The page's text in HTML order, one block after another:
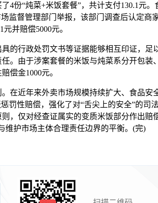
“炖菜+米饭套餐”，共计支付130.1元
监督管理部门举报，该部门调查后认定
并赔偿5000元。
行政处罚文书等证据能够相互印证，足
。由于涉案套餐的米饭与炖菜系分开包
偿金1000元。
近年来外卖市场规模持续扩大、食品安
罚性赔偿，强化了对“舌尖上的安全”的
，仅对经查证属实的变质米饭部分作出
维护市场主体合理责任边界的平衡。(完)